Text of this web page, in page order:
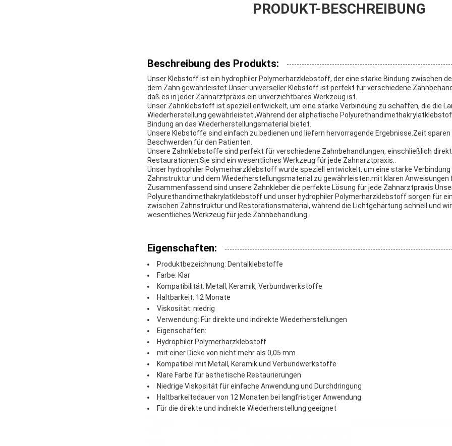
PRODUKT-BESCHREIBUNG
Beschreibung des Produkts:
Unser Klebstoff ist ein hydrophiler Polymerharzklebstoff, der eine starke Bindung zwischen
dem Zahn gewährleistet.Unser universeller Klebstoff ist perfekt für verschiedene
daß es in jeder Zahnarztpraxis ein unverzichtbares Werkzeug ist.
Unser Zahnklebstoff ist speziell entwickelt, um eine starke Verbindung zu schaffen, die die
Wiederherstellung gewährleistet.,Während der aliphatische
Bindung an das Wiederherstellungsmaterial bietet.
Unsere Klebstoffe sind einfach zu bedienen und liefern hervorragende Ergebnisse.Zeit
Beschwerden für den Patienten.
Unsere Zahnklebstoffe sind perfekt für verschiedene Zahnbehandlungen, einschließlich
Restaurationen.Sie sind ein wesentliches Werkzeug für jede Zahnarztpraxis..
Unser hydrophiler Polymerharzklebstoff wurde speziell entwickelt, um eine starke
Zahnstruktur und dem Wiederherstellungsmaterial zu gewährleisten.mit klaren Anweisungen
Zusammenfassend sind unsere Zahnkleber die perfekte Lösung für jede
Polyurethandimethakrylatklebstoff und unser hydrophiler Polymerharzklebstoff sorgen für
zwischen Zahnstruktur und Restorationsmaterial, während die Lichtgehärtung schnell und
wesentliches Werkzeug für jede Zahnbehandlung..
Eigenschaften:
Produktbezeichnung: Dentalklebstoffe
Farbe: Klar
Kompatibilität: Metall, Keramik, Verbundwerkstoffe
Haltbarkeit: 12 Monate
Viskosität: niedrig
Verwendung: Für direkte und indirekte Wiederherstellungen
Eigenschaften:
Hydrophiler Polymerharzklebstoff
mit einer Dicke von nicht mehr als 0,05 mm
Kompatibel mit Metall, Keramik und Verbundwerkstoffe
Klare Farbe für ästhetische Restaurierungen
Niedrige Viskosität für einfache Anwendung und Durchdringung
Haltbarkeitsdauer von 12 Monaten bei langfristiger Anwendung
Für die direkte und indirekte Wiederherstellung geeignet